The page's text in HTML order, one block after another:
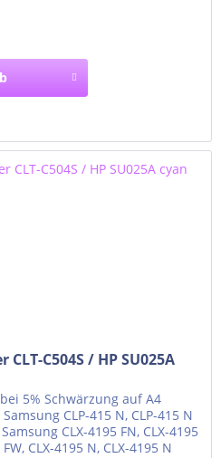
C504S / HP SU025A
5% Schwärzung auf A4
CLP-415 N, CLP-415 N
CLX-4195 FN, CLX-4195
CLX-4195 N, CLX-4195 N